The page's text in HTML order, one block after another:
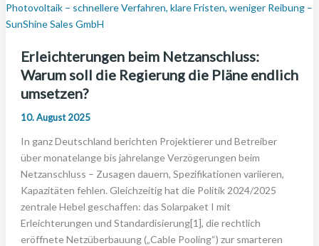
Erleichterungen beim Netzanschluss:
Warum soll die Regierung die Pläne endlich
umsetzen?
10. August 2025
In ganz Deutschland berichten Projektierer und Betreiber
über monatelange bis jahrelange Verzögerungen beim
Netzanschluss – Zusagen dauern, Spezifikationen variieren,
Kapazitäten fehlen. Gleichzeitig hat die Politik 2024/2025
zentrale Hebel geschaffen: das Solarpaket I mit
Erleichterungen und Standardisierung[1], die rechtlich
eröffnete Netzüberbauung („Cable Pooling“) zur smarteren